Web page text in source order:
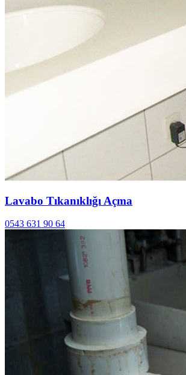
Lavabo Tıkanıklığı Açma
0543 631 90 64